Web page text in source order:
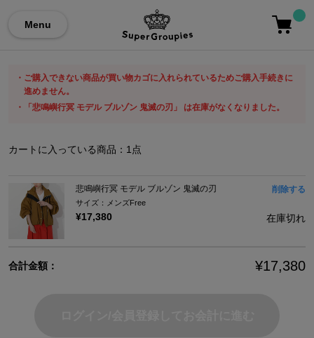
Menu
ご購入できない商品が買い物カゴに入れられているためご購入手続きに
進めません。
「悲鳴嶼行冥 モデル ブルゾン 鬼滅の刃」 は在庫がなくなりました。
カートに入っている商品： 1 点
悲鳴嶼行冥 モデル ブルゾン 鬼滅の刃
サイズ：メンズFree
¥17,380
削除する
在庫切れ
合計金額： ¥17,380